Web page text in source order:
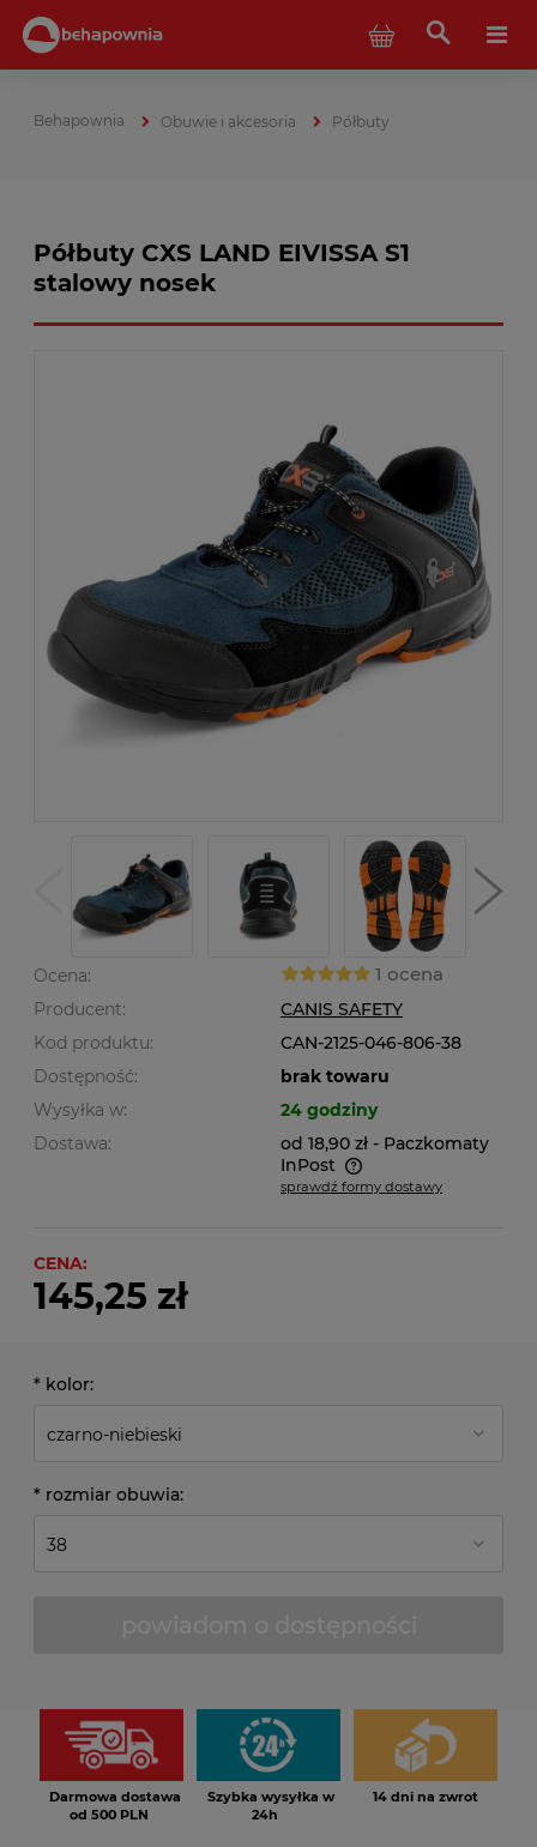
Obuwie i akcesoria Półbuty
Półbuty CXS LAND EIVISSA S1
stalowy nosek
Ocena: 1 ocena
Producent:
CANIS SAFETY
Kod produktu:
CAN-2125-046-806-38
Dostępność:
brak towaru
Wysyłka w:
24 godziny
Dostawa:
od 18,90 zł - Paczkomaty
InPost
Cena nie zawiera ewentualnych kosztów płatności
sprawdź formy dostawy
CENA:
145,25 zł
* kolor:
* rozmiar obuwia:
Darmowa dostawa
od 500 PLN
Szybka wysyłka w
24h
14 dni na zwrot